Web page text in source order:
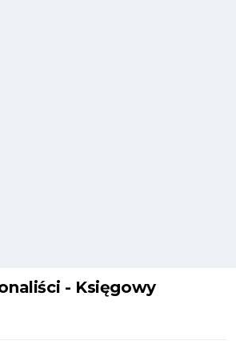
- Księgowy